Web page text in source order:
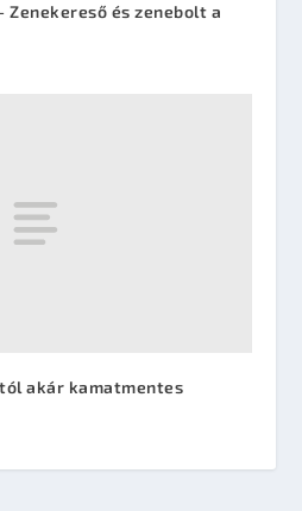
Zenekereső és zenebolt a
akár kamatmentes